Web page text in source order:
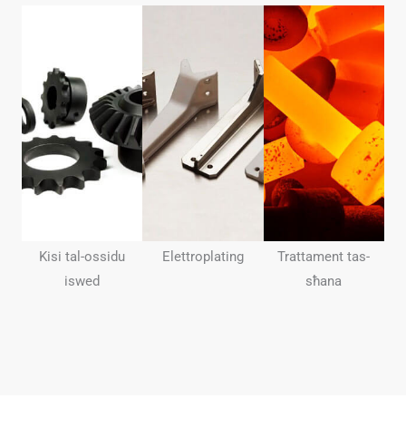
Kisi tal-ossidu
iswed
Elettroplating
Trattament tas-
sħana